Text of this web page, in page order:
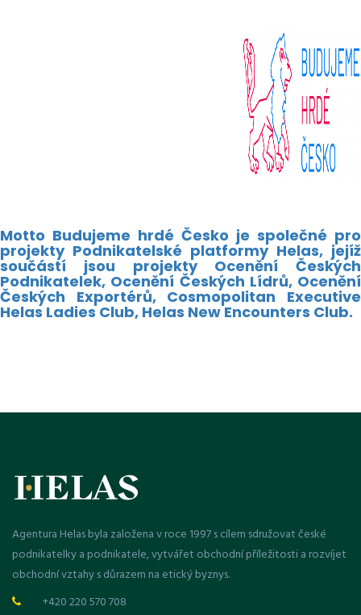
Motto Budujeme hrdé Česko je společné pro
projekty Podnikatelské platformy Helas, jejíž
součástí jsou projekty Ocenění Českých
Podnikatelek, Ocenění Českých Lídrů, Ocenění
Českých Exportérů, Cosmopolitan Executive
Helas Ladies Club, Helas New Encounters Club.
Agentura Helas byla založena v roce 1997 s cílem sdružovat české
podnikatelky a podnikatele, vytvářet obchodní příležitosti a rozvíjet
obchodní vztahy s důrazem na etický byznys.
+420 220 570 708